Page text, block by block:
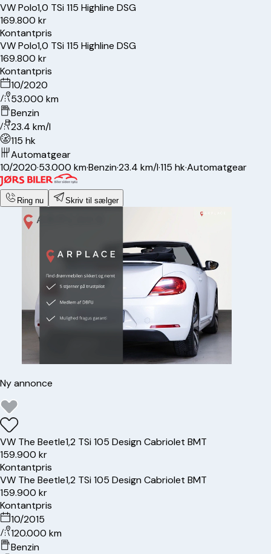
VWPolo1,0 TSi 115 Highline DSG
169.800 kr
Kontantpris
VWPolo1,0 TSi 115 Highline DSG
169.800 kr
Kontantpris
10/2020
53.000 km
Benzin
23.4 km/l
115 hk
Automatgear
10/2020·53.000 km·Benzin·23.4 km/l·115 hk·Automatgear
Ring nu Skriv til sælger
Ny annonce
VW The Beetle1,2 TSi 105 Design Cabriolet BMT
159.900 kr
Kontantpris
VW The Beetle1,2 TSi 105 Design Cabriolet BMT
159.900 kr
Kontantpris
10/2015
120.000 km
Benzin